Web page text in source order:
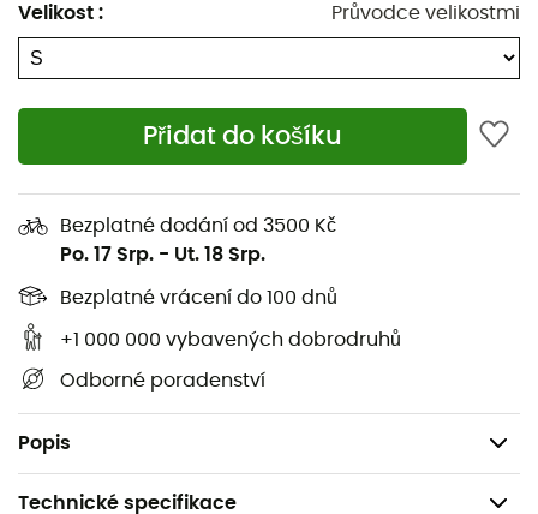
Velikost : Průvodce velikostmi
Přidat do košíku
Bezplatné dodání od 3500 Kč
Po. 17 Srp. - Ut. 18 Srp.
Bezplatné vrácení do 100 dnů
+1 000 000 vybavených dobrodruhů
Odborné poradenství
Popis
lepší odvod potu
ven, rychle stanou nepostradatelnými.
Antibakteriální
Materiály: Polyester 9 %, polyamid 83 %, elastan 8 %
Nilit Innergy: Nylonové vlákno, které obsahuje speciální
přírodní minerál uvnitř, přeměňuje tepelnou energii
produkovanou tělem během aktivity na infračervené
paprsky s dlouhým dosahem, které mají přímý účinek na
pokožku. Je vědecky prokázáno, že zlepšuje výkon
během sportovní aktivity.
Technické specifikace